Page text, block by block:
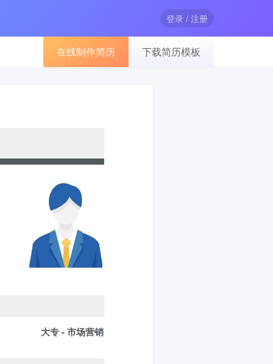
登录 / 注册
在线制作简历 下载简历模板
大专 - 市场营销